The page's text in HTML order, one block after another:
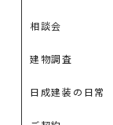
相談会
建物調査
日成建装の日常